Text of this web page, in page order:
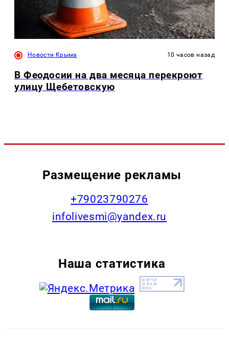
Новости Крыма 10 часов назад
В Феодосии на два месяца перекроют
улицу Щебетовскую
Размещение рекламы
+79023790276
infolivesmi@yandex.ru
Наша статистика